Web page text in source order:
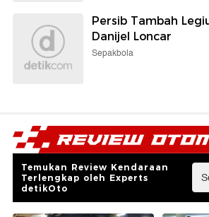
Persib Tambah
Danijel Loncar
Sepakbola
Temukan Review Kendaraan
Terlengkap oleh Experts
detikOto